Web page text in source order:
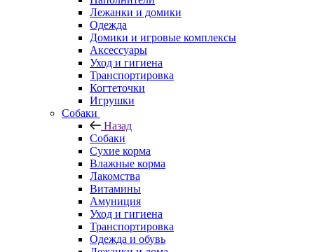
Лежанки и домики
Одежда
Домики и игровые комплексы
Аксессуары
Уход и гигиена
Транспортировка
Когтеточки
Игрушки
Собаки
Назад
Собаки
Сухие корма
Влажные корма
Лакомства
Витамины
Амуниция
Уход и гигиена
Транспортировка
Одежда и обувь